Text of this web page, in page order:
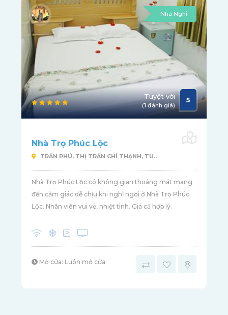
Nhà Nghỉ
Tuyệt vời
(1 đánh giá)
5
Nhà Trọ Phúc Lộc
TRẦN PHÚ, THỊ TRẤN CHÍ THẠNH, TU..
Nhà Trọ Phúc Lộc có không gian thoáng mát mang
đến cảm giác dễ chịu khi nghỉ ngơi ở Nhà Trọ Phúc
Lộc. Nhân viên vui vẻ, nhiệt tình. Giá cả hợp lý.
Mở cửa: Luôn mở cửa